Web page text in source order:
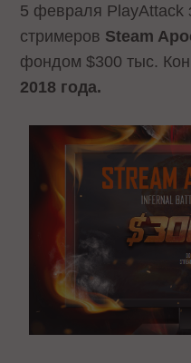
5 февраля PlayAttack
стримеров Steam
фондом $300 тыс.
2018 года.